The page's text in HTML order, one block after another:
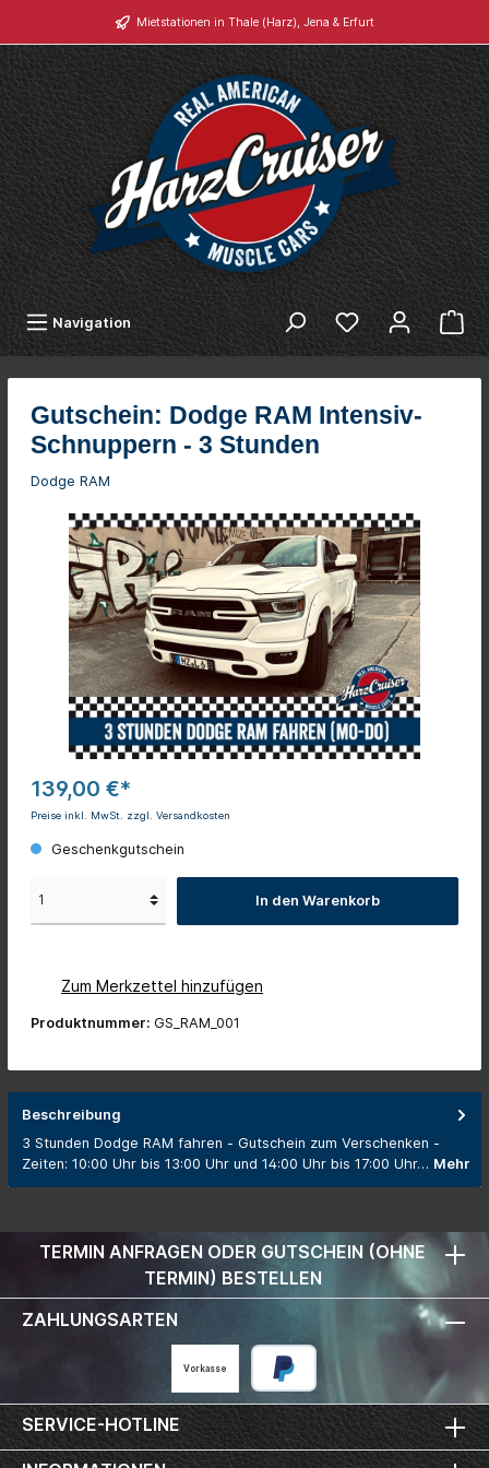
Mietstationen in Thale (Harz), Jena & Erfurt
Navigation
Gutschein: Dodge RAM Intensiv-
Schnuppern - 3 Stunden
Dodge RAM
139,00 €*
Preise inkl. MwSt. zzgl. Versandkosten
Geschenkgutschein
In den Warenkorb
Zum Merkzettel hinzufügen
Produktnummer: GS_RAM_001
Beschreibung
3 Stunden Dodge RAM fahren - Gutschein zum Verschenken -
Zeiten: 10:00 Uhr bis 13:00 Uhr und 14:00 Uhr bis 17:00 Uhr… Mehr
TERMIN ANFRAGEN ODER GUTSCHEIN (OHNE
TERMIN) BESTELLEN
ZAHLUNGSARTEN
Vorkasse
SERVICE-HOTLINE